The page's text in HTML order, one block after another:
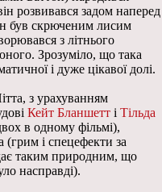
розвивався задом наперед
був скрюченим лисим
з літнього
Зрозуміло, що така
і дуже цікавої долі.
з урахуванням
Кейт Бланшетт і Тільда
в одному фільмі),
(грим і спецефекти за
таким природним, що
насправді).